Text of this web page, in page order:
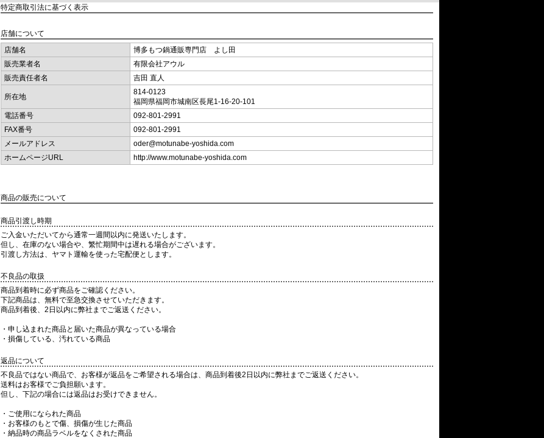
特定商取引法に基づく表示
店舗について
店舗名
博多もつ鍋通販専門店 よし田
販売業者名
有限会社アウル
販売責任者名
吉田 直人
所在地
814-0123
福岡県福岡市城南区長尾1-16-20-101
電話番号
092-801-2991
FAX番号
092-801-2991
メールアドレス
oder@motunabe-yoshida.com
ホームページURL
http://www.motunabe-yoshida.com
商品の販売について
商品引渡し時期
ご入金いただいてから通常一週間以内に発送いたします。
但し、在庫のない場合や、繁忙期間中は遅れる場合がございます。
引渡し方法は、ヤマト運輸を使った宅配便とします。
不良品の取扱
商品到着時に必ず商品をご確認ください。
下記商品は、無料で至急交換させていただきます。
商品到着後、2日以内に弊社までご返送ください。
・申し込まれた商品と届いた商品が異なっている場合
・損傷している、汚れている商品
返品について
不良品ではない商品で、お客様が返品をご希望される場合は、商品到着後2日以内に弊社までご返送ください。
送料はお客様でご負担願います。
但し、下記の場合には返品はお受けできません。
・ご使用になられた商品
・お客様のもとで傷、損傷が生じた商品
・納品時の商品ラベルをなくされた商品